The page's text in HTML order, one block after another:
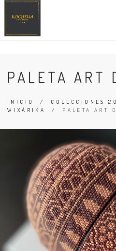
PALETA ART
INICIO / COLECCIONES
WIXÁRIKA
/ PALETA ART